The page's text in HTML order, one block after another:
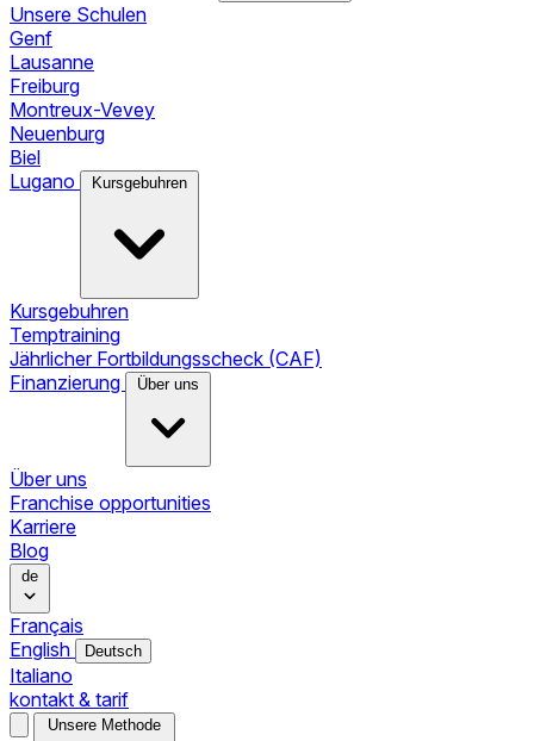
Unsere Schulen
Genf
Lausanne
Freiburg
Montreux-Vevey
Neuenburg
Biel
Lugano
Kursgebuhren
Kursgebuhren
Temptraining
Jährlicher Fortbildungsscheck (CAF)
Finanzierung
Über uns
Über uns
Franchise opportunities
Karriere
Blog
de
Français
English
Deutsch
Italiano
kontakt & tarif
Unsere Methode